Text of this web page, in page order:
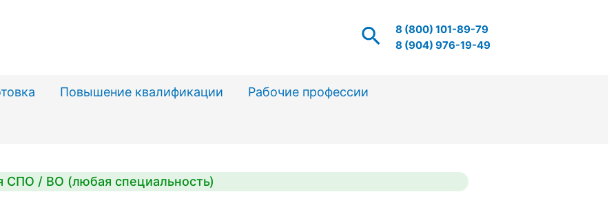
Поиск8 (800) 101-89-79
8 (904) 976-19-49
Повышение квалификации Рабочие профессии
СПО / ВО (любая специальность)